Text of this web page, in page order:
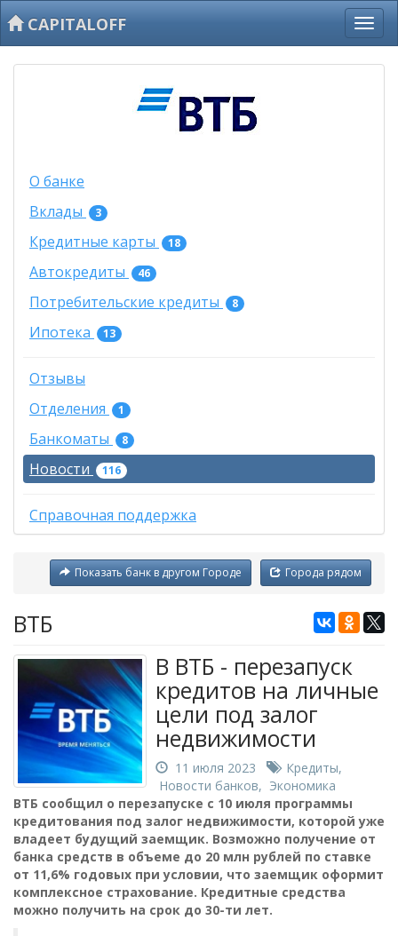
CAPITALOFF
О банке
Вклады
3
Кредитные карты 18
Автокредиты 46
Потребительские кредиты 8
Ипотека 13
Отзывы
Отделения
1
Банкоматы 8
Новости 116
Справочная поддержка
Города рядом
Показать банк в другом Городе
ВТБ
В ВТБ - перезапуск
кредитов на личные
цели под залог
недвижимости
11 июля 2023 Кредиты,
Новости банков, Экономика
ВТБ сообщил о перезапуске с 10 июля программы
кредитования под залог недвижимости, которой уже
владеет будущий заемщик. Возможно получение от
банка средств в объеме до 20 млн рублей по ставке
от 11,6% годовых при условии, что заемщик оформит
комплексное страхование. Кредитные средства
можно получить на срок до 30-ти лет.